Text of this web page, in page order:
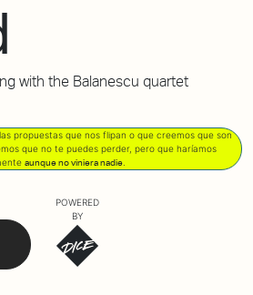
with the Balanescu quartet
propuestas que nos flipan o que creemos que son
que no te puedes perder, pero que haríamos
aunque no viniera nadie.
POWERED
BY